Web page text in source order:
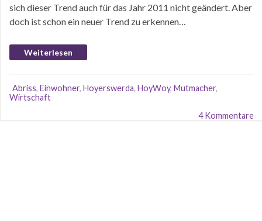
sich dieser Trend auch für das Jahr 2011 nicht geändert. Aber
doch ist schon ein neuer Trend zu erkennen…
Weiterlesen
Abriss, Einwohner, Hoyerswerda, HoyWoy, Mutmacher,
Wirtschaft
4 Kommentare